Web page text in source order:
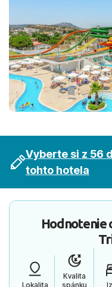
Vyberte si z 56
tohto hotela
Hodnotenie
Lokalita
Kvalita
spánku